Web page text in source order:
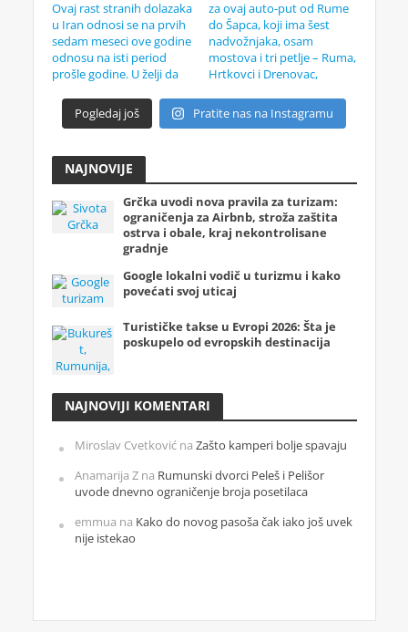
Pogledaj još Pratite nas na Instagramu
NAJNOVIJE
Grčka uvodi nova pravila za turizam:
ograničenja za Airbnb, stroža zaštita
ostrva i obale, kraj nekontrolisane
gradnje
Google lokalni vodič u turizmu i kako
povećati svoj uticaj
Turističke takse u Evropi 2026: Šta je
poskupelo od evropskih destinacija
NAJNOVIJI KOMENTARI
Miroslav Cvetkovićna Zašto kamperi bolje spavaju
Anamarija Zna Rumunski dvorci Peleš i Pelišor
uvode dnevno ograničenje broja posetilaca
emmua na Kako do novog pasoša čak iako još uvek
nije istekao